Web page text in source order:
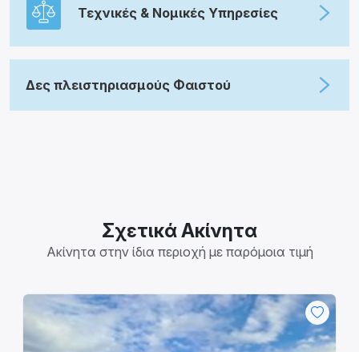
Τεχνικές & Νομικές Υπηρεσίες
Δες πλειστηριασμούς Φαιστού
Σχετικά Ακίνητα
Ακίνητα στην ίδια περιοχή με παρόμοια τιμή